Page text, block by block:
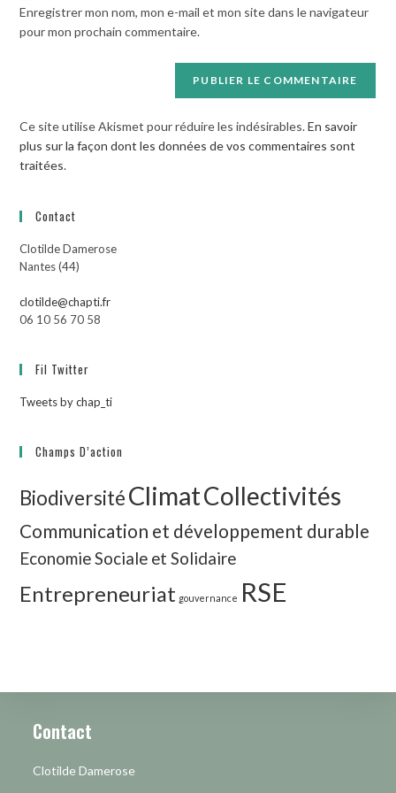
site
(facultatif)
Enregistrer mon nom, mon e-mail et mon site dans le navigateur
pour mon prochain commentaire.
Ce site utilise Akismet pour réduire les indésirables.En savoir
plus sur la façon dont les données de vos commentaires sont
traitées.
Contact
Clotilde Damerose
Nantes (44)
clotilde@chapti.fr
06 10 56 70 58
Fil Twitter
Tweets by chap_ti
Champs D’action
BiodiversitéClimatCollectivités
Communication et développement durable
Economie Sociale et Solidaire
Entrepreneuriat gouvernance RSE
Contact
Clotilde Damerose